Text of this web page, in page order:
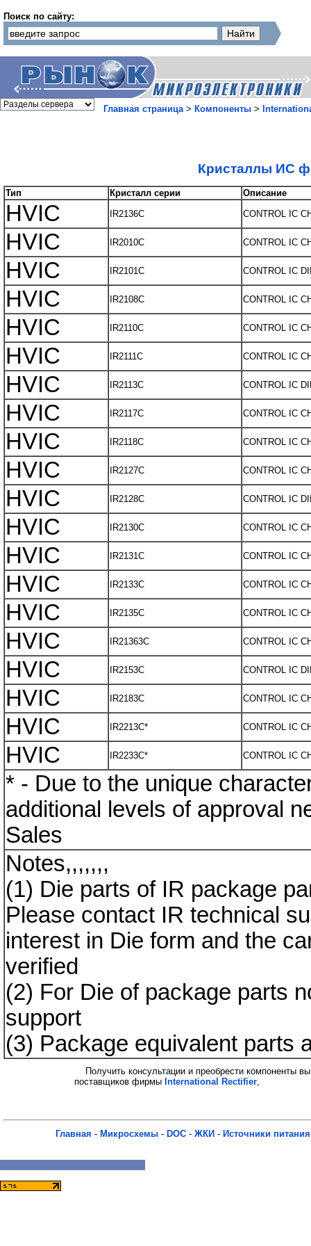
Поиск по сайту:
Главная страница> Компоненты >
Кристаллы ИС
Тип Кристалл серии Описание
HVIC IR2136C CONTROL IC
HVIC IR2010C CONTROL IC
HVIC IR2101C CONTROL IC
HVIC IR2108C CONTROL IC
HVIC IR2110C CONTROL IC
HVIC IR2111C CONTROL IC
HVIC IR2113C CONTROL IC
HVIC IR2117C CONTROL IC
HVIC IR2118C CONTROL IC
HVIC IR2127C CONTROL IC
HVIC IR2128C CONTROL IC
HVIC IR2130C CONTROL IC
HVIC IR2131C CONTROL IC
HVIC IR2133C CONTROL IC
HVIC IR2135C CONTROL IC
HVIC IR21363C CONTROL IC
HVIC IR2153C CONTROL IC
HVIC IR2183C CONTROL IC
HVIC IR2213C* CONTROL IC
HVIC IR2233C* CONTROL IC
* - Due to the unique
additional levels of approval
Sales
Notes,,,,,,,
(1) Die parts of IR package
Please contact IR technical
interest in Die form and the
verified
(2) For Die of package parts
support
(3) Package equivalent parts
Получить консультации и преобрести компоненты
поставщиков фирмы International Rectifier,
Главная - Микросхемы - DOC - ЖКИ - Источники питания